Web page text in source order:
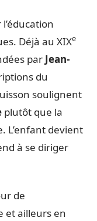
Déjà au XIXe
par Jean-
du
soulignent
plutôt que la
L’enfant devient
à se diriger
de
et ailleurs en